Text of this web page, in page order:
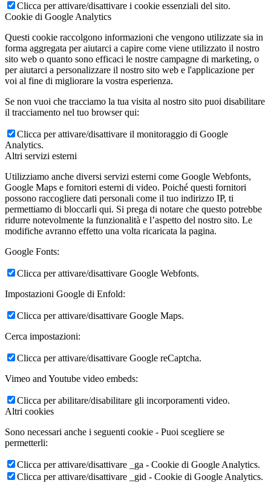
Clicca per attivare/disattivare i cookie essenziali del sito.
Cookie di Google Analytics
Questi cookie raccolgono informazioni che vengono utilizzate sia in
forma aggregata per aiutarci a capire come viene utilizzato il nostro
sito web o quanto sono efficaci le nostre campagne di marketing, o
per aiutarci a personalizzare il nostro sito web e l'applicazione per
voi al fine di migliorare la vostra esperienza.
Se non vuoi che tracciamo la tua visita al nostro sito puoi disabilitare
il tracciamento nel tuo browser qui:
Clicca per attivare/disattivare il monitoraggio di Google
Analytics.
Altri servizi esterni
Utilizziamo anche diversi servizi esterni come Google Webfonts,
Google Maps e fornitori esterni di video. Poiché questi fornitori
possono raccogliere dati personali come il tuo indirizzo IP, ti
permettiamo di bloccarli qui. Si prega di notare che questo potrebbe
ridurre notevolmente la funzionalità e l’aspetto del nostro sito. Le
modifiche avranno effetto una volta ricaricata la pagina.
Google Fonts:
Clicca per attivare/disattivare Google Webfonts.
Impostazioni Google di Enfold:
Clicca per attivare/disattivare Google Maps.
Cerca impostazioni:
Clicca per attivare/disattivare Google reCaptcha.
Vimeo and Youtube video embeds:
Clicca per abilitare/disabilitare gli incorporamenti video.
Altri cookies
Sono necessari anche i seguenti cookie - Puoi scegliere se
permetterli:
Clicca per attivare/disattivare _ga - Cookie di Google Analytics.
Clicca per attivare/disattivare _gid - Cookie di Google Analytics.